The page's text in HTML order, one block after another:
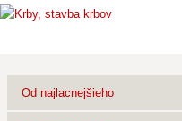
Od najlacnejšieho